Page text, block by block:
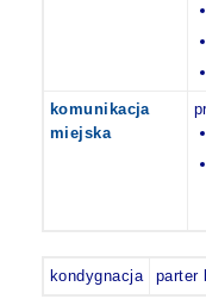
komunikacja
miejska
kondygnacja parter